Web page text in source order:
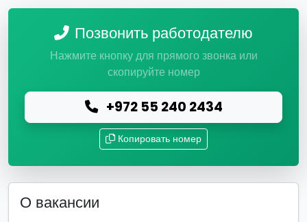
Позвонить работодателю
Нажмите кнопку для прямого звонка или
скопируйте номер
+972 55 240 2434
Копировать номер
О вакансии